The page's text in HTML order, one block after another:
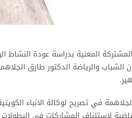
المعنية بدراسة عودة النشاط
الشباب والرياضة الدكتور طارق
في تصريح لوكالة الانباء